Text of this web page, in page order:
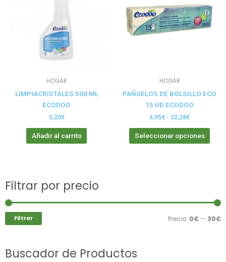
HOGAR
LIMPIACRISTALES 500 ML
ECODOO
5,20€
Añadir al carrito
HOGAR
PAÑUELOS DE BOLSILLO ECO
15 UD ECODOO
4,95€ - 22,28€
4,95€
hasta
22,28€
Seleccionar opciones
Las
la
Filtrar por precio
Filtrar Precio: 0€ — 30€
Buscador de Productos
Buscar